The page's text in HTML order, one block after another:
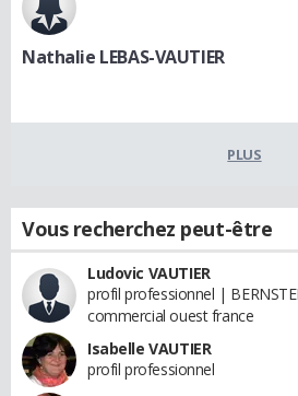
Nathalie LEBAS-VAUTIER
PLUS
Vous recherchez peut-être
Ludovic VAUTIER
profil professionnel |
commercial ouest france
Isabelle VAUTIER
profil professionnel